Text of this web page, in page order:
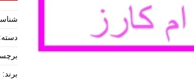
دسته:
برند: